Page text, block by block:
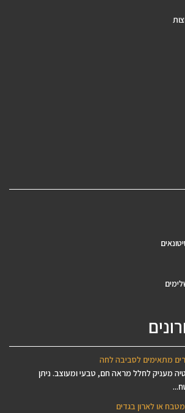
מתאימים לסביבה לחה
מעניק לחלל מראה חם, טבעי ומעוצב. ניתן
או לארון בגדים